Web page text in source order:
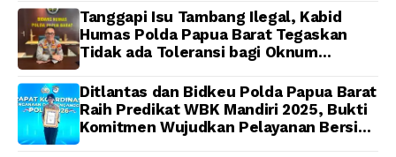
Dijadwalkan Kamis
Tanggapi Isu Tambang Ilegal, Kabid
Humas Polda Papua Barat Tegaskan
Tidak ada Toleransi bagi Oknum
Ditlantas dan Bidkeu Polda Papua Barat
Raih Predikat WBK Mandiri 2025, Bukti
Komitmen Wujudkan Pelayanan Bersih